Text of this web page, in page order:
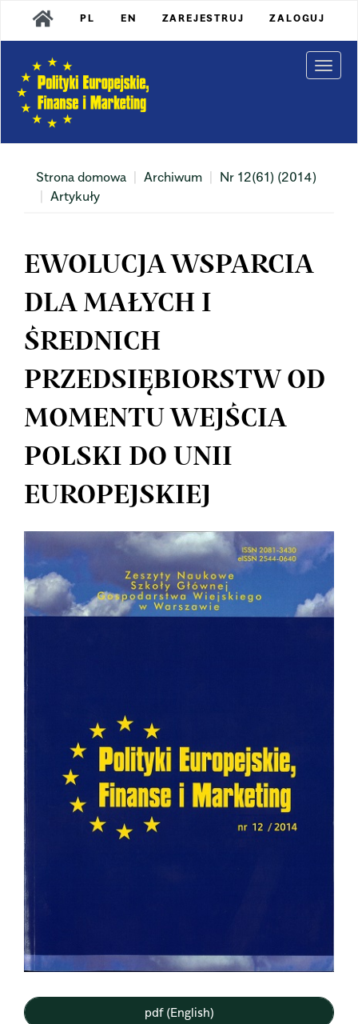
Main
Navigation
Content
Sidebar
PL EN ZAREJESTRUJ ZALOGUJ
Strona domowa Archiwum
Nr 12(61) (2014)
Artykuły
EWOLUCJA WSPARCIA
DLA MAŁYCH I
ŚREDNICH
PRZEDSIĘBIORSTW OD
MOMENTU WEJŚCIA
POLSKI DO UNII
EUROPEJSKIEJ
Article
Sidebar
pdf (English)